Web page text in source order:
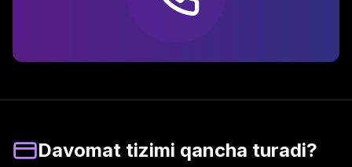
Davomat tizimi qancha turadi?